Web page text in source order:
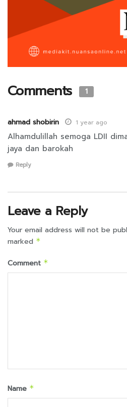
Comments 1
ahmad shobirin 1 year ago
Alhamdulillah semoga LDII
jaya dan barokah
Reply
Leave a Reply
Your email address will not be
marked *
Comment *
Name *